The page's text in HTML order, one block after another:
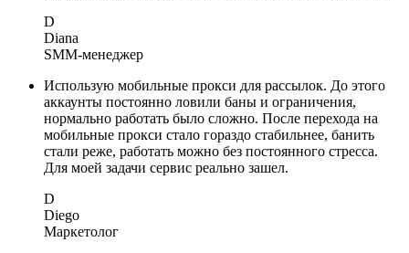
D
Diana
SMM-менеджер
Использую мобильные прокси для рассылок. До этого
аккаунты постоянно ловили баны и ограничения,
нормально работать было сложно. После перехода на
мобильные прокси стало гораздо стабильнее, банить
стали реже, работать можно без постоянного стресса.
Для моей задачи сервис реально зашел.
D
Diego
Маркетолог